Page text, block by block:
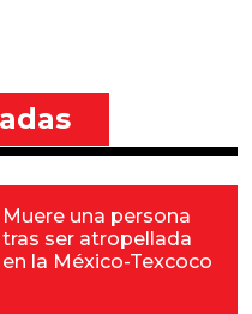
Muere una persona
tras ser atropellada
en la México-Texcoco